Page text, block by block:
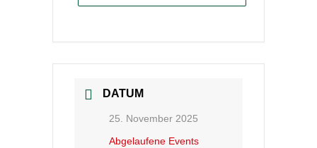
DATUM
25. November 2025
Abgelaufene Events